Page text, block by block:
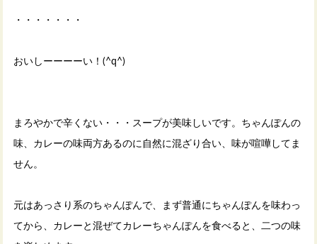
・・・・・・・
おいしーーーーい！(^q^)
まろやかで辛くない・・・スープが美味しいです。ちゃんぽんの
味、カレーの味両方あるのに自然に混ざり合い、味が喧嘩してま
せん。
元はあっさり系のちゃんぽんで、まず普通にちゃんぽんを味わっ
てから、カレーと混ぜてカレーちゃんぽんを食べると、二つの味